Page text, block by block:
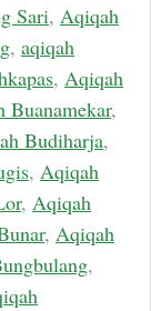
Sari, Aqiqah
, aqiqah
, Aqiqah
Buanamekar,
Budiharja,
, Aqiqah
, Aqiqah
, Aqiqah
,